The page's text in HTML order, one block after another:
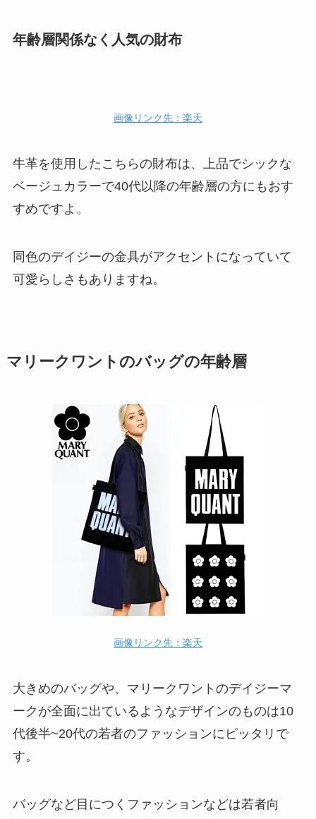
年齢層関係なく人気の財布
画像リンク先：楽天
牛革を使用したこちらの財布は、上品でシックな
ベージュカラーで40代以降の年齢層の方にもおす
すめですよ。
同色のデイジーの金具がアクセントになっていて
可愛らしさもありますね。
マリークワントのバッグの年齢層
画像リンク先：楽天
大きめのバッグや、マリークワントのデイジーマ
ークが全面に出ているようなデザインのものは10
代後半~20代の若者のファッションにピッタリで
す。
バッグなど目につくファッションなどは若者向